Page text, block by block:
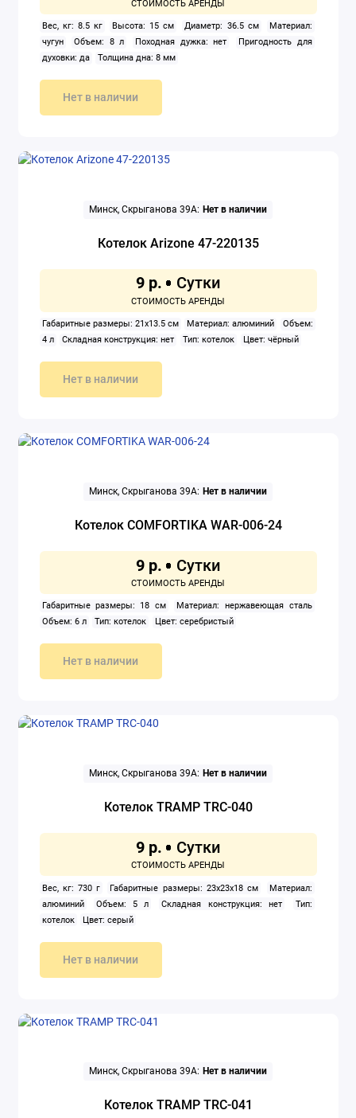
Вес, кг: 8.5 кг Высота: 15 см Диаметр: 36.5 см
Материал:
чугун
Объем: 8 л Походная дужка: нет
Пригодность для
духовки: да
Толщина дна: 8 мм
Нет в наличии
Минск, Скрыганова 39А: Нет в наличии
Котелок Arizone 47-220135
9 р.
Габаритные размеры: 21x13.5 см Материал: алюминий
Объем:
4 л
Складная конструкция: нет Тип: котелок Цвет: чёрный
Нет в наличии
Минск, Скрыганова 39А: Нет в наличии
Котелок COMFORTIKA WAR-006-24
9 р.
Габаритные размеры: 18 см
Материал: нержавеющая сталь
Объем: 6 л
Тип: котелок Цвет: серебристый
Нет в наличии
Минск, Скрыганова 39А: Нет в наличии
Котелок TRAMP TRC-040
9 р.
Вес, кг: 730 г Габаритные размеры: 23x23x18 см
Материал:
алюминий
Объем: 5 л Складная конструкция: нет
Тип:
котелок
Цвет: серый
Нет в наличии
Минск, Скрыганова 39А: Нет в наличии
Котелок TRAMP TRC-041